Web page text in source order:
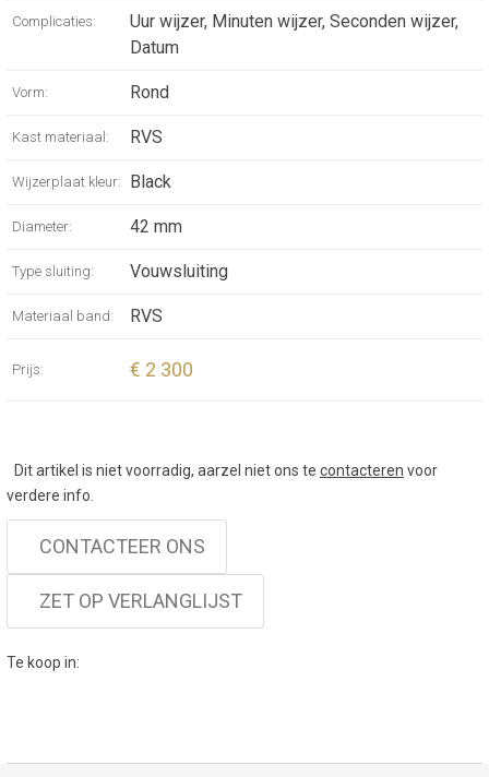
reflective coating on both sides.
Black lacquered polished dial, swiss super-
Stainless steel band, with double security
folding clasp with micro adjustment system.
Complicaties:
Uur wijzer, Minuten wijzer, Seconden wijzer,
Datum
Vorm: Rond
Kast materiaal: RVS
Wijzerplaat kleur: Black
Diameter: 42 mm
Type sluiting: Vouwsluiting
Materiaal band: RVS
Prijs: € 2 300
Dit artikel is niet voorradig, aarzel niet ons te contacteren voor
verdere info.
CONTACTEER ONS
ZET OP VERLANGLIJST
Te koop in: